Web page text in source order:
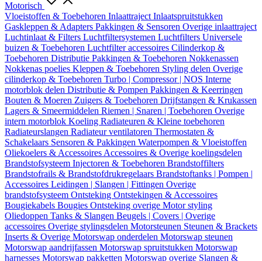
Motorisch
Vloeistoffen & Toebehoren Inlaattraject Inlaatspruitstukken
Gaskleppen & Adapters Pakkingen & Sensoren Overige inlaattraject
Luchtinlaat & Filters Luchtfiltersystemen Luchtfilters Universele
buizen & Toebehoren Luchtfilter accessoires Cilinderkop &
Toebehoren Distributie Pakkingen & Toebehoren Nokkenassen
Nokkenas poelies Kleppen & Toebehoren Styling delen Overige
cilinderkop & Toebehoren Turbo | Compressor | NOS Interne
motorblok delen Distributie & Pompen Pakkingen & Keerringen
Bouten & Moeren Zuigers & Toebehoren Drijfstangen & Krukassen
Lagers & Smeermiddelen Riemen | Snaren | Toebehoren Overige
intern motorblok Koeling Radiateuren & Kleine toebehoren
Radiateurslangen Radiateur ventilatoren Thermostaten &
Schakelaars Sensoren & Pakkingen Waterpompen & Vloeistoffen
Oliekoelers & Accessoires Accessoires & Overige koelingsdelen
Brandstofsysteem Injectoren & Toebehoren Brandstoffilters
Brandstofrails & Brandstofdrukregelaars Brandstoftanks | Pompen |
Accessoires Leidingen | Slangen | Fittingen Overige
brandstofsysteem Ontsteking Ontstekingen & Accessoires
Bougiekabels Bougies Ontsteking overige Motor styling
Oliedoppen Tanks & Slangen Beugels | Covers | Overige
accessoires Overige stylingsdelen Motorsteunen Steunen & Brackets
Inserts & Overige Motorswap onderdelen Motorswap steunen
Motorswap aandrijfassen Motorswap spruitstukken Motorswap
harnesses Motorswap pakketten Motorswap overige Slangen &